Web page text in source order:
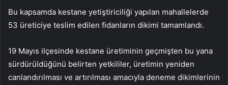
Bu kapsamda kestane yetiştiriciliği yapılan mahallelerde
53 üreticiye teslim edilen fidanların dikimi tamamlandı.
19 Mayıs ilçesinde kestane üretiminin geçmişten bu yana
sürdürüldüğünü belirten yetkililer, üretimin yeniden
canlandırılması ve artırılması amacıyla deneme dikimlerinin